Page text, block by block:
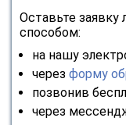
Оставьте
способом:
на нашу
через форму
позвонив
через